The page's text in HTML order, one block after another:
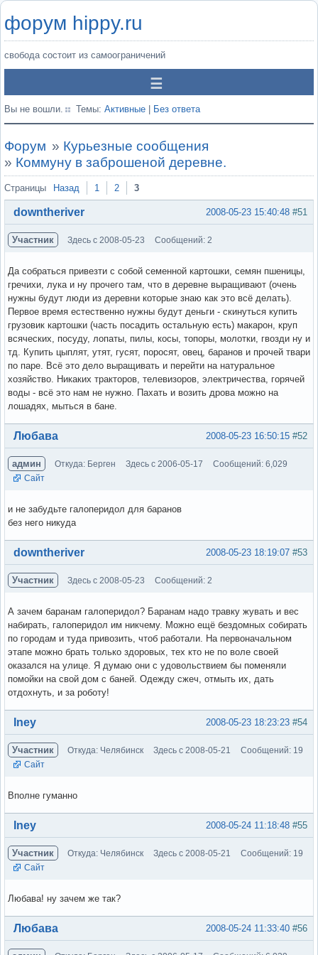
форум hippy.ru
свобода состоит из самоограничений
Вы не вошли. Темы: Активные Без ответа
Форум » Курьезные сообщения
» Коммуну в заброшеной деревне.
Страницы Назад 1 2 3
#51
2008-05-23 15:40:48
downtheriver
Участник Здесь с 2008-05-23 Сообщений: 2
Да собраться привезти с собой семенной картошки, семян пшеницы,
гречихи, лука и ну прочего там, что в деревне выращивают (очень
нужны будут люди из деревни которые знаю как это всё делать).
Первое время естественно нужны будут деньги - скинуться купить
грузовик картошки (часть посадить остальную есть) макарон, круп
всяческих, посуду, лопаты, пилы, косы, топоры, молотки, гвозди ну и
тд. Купить цыплят, утят, гусят, поросят, овец, баранов и прочей твари
по паре. Всё это дело выращивать и перейти на натуральное
хозяйство. Никаких тракторов, телевизоров, электричества, горячей
воды - всё это нам не нужно. Пахать и возить дрова можно на
лошадях, мыться в бане.
Вне форума #52
2008-05-23 16:50:15
Любава
админ Откуда: Берген Здесь с 2006-05-17
Сообщений: 6,029
Сайт
и не забудьте галоперидол для баранов
без него никуда
Вне форума #53
2008-05-23 18:19:07
downtheriver
Участник Здесь с 2008-05-23 Сообщений: 2
А зачем баранам галоперидол? Баранам надо травку жувать и вес
набирать, галоперидол им никчему. Можно ещё бездомных собирать
по городам и туда привозить, чтоб работали. На первоначальном
этапе можно брать только здоровых, тех кто не по воле своей
оказался на улице. Я думаю они с удовольствием бы поменяли
помойки на свой дом с баней. Одежду сжеч, отмыть их, дать
отдохнуть, и за роботу!
Вне форума #54
2008-05-23 18:23:23
Iney
Участник Откуда: Челябинск Здесь с 2008-05-21
Сообщений: 19
Сайт
Вполне гуманно
Вне форума #55
2008-05-24 11:18:48
Iney
Участник Откуда: Челябинск Здесь с 2008-05-21
Сообщений: 19
Сайт
Любава! ну зачем же так?
Вне форума #56
2008-05-24 11:33:40
Любава